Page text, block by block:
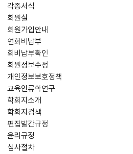
각종서식
회원실
회원가입안내
연회비납부
회비납부확인
회원정보수정
개인정보보호정책
교육인류학연구
학회지소개
학회지검색
편집발간규정
윤리규정
심사절차